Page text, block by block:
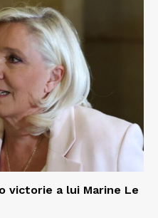
victorie a lui Marine Le